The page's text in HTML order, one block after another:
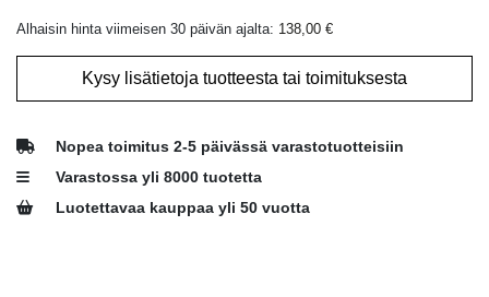
Alhaisin hinta viimeisen 30 päivän ajalta: 138,00 €
Kysy lisätietoja tuotteesta tai toimituksesta
Nopea toimitus 2-5 päivässä varastotuotteisiin
Varastossa yli 8000 tuotetta
Luotettavaa kauppaa yli 50 vuotta